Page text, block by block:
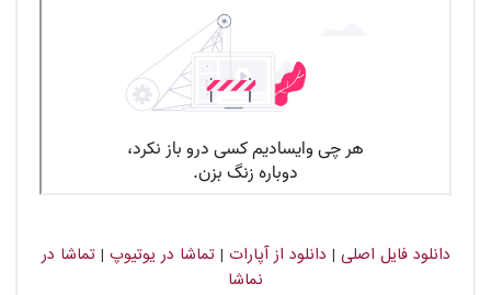
دانلود فایل اصلی | دانلود از آپارات |تماشا در یوتیوپ |تماشا در
نماشا​